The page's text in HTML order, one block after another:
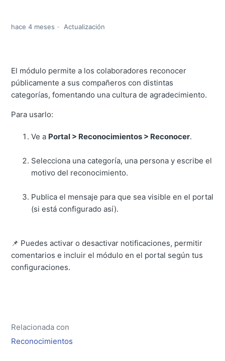
hace 4 meses Actualización
El módulo permite a los colaboradores reconocer
públicamente a sus compañeros con distintas
categorías, fomentando una cultura de agradecimiento.
Para usarlo:
Ve a Portal > Reconocimientos > Reconocer.
Selecciona una categoría, una persona y escribe el
motivo del reconocimiento.
Publica el mensaje para que sea visible en el portal
(si está configurado así).
📌 Puedes activar o desactivar notificaciones, permitir
comentarios e incluir el módulo en el portal según tus
configuraciones.
Relacionada con
Reconocimientos